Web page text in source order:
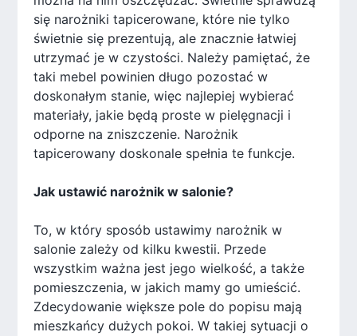
się narożniki tapicerowane, które nie tylko
świetnie się prezentują, ale znacznie łatwiej
utrzymać je w czystości. Należy pamiętać, że
taki mebel powinien długo pozostać w
doskonałym stanie, więc najlepiej wybierać
materiały, jakie będą proste w pielęgnacji i
odporne na zniszczenie. Narożnik
tapicerowany doskonale spełnia te funkcje.
Jak ustawić narożnik w salonie?
To, w który sposób ustawimy narożnik w
salonie zależy od kilku kwestii. Przede
wszystkim ważna jest jego wielkość, a także
pomieszczenia, w jakich mamy go umieścić.
Zdecydowanie większe pole do popisu mają
mieszkańcy dużych pokoi. W takiej sytuacji o